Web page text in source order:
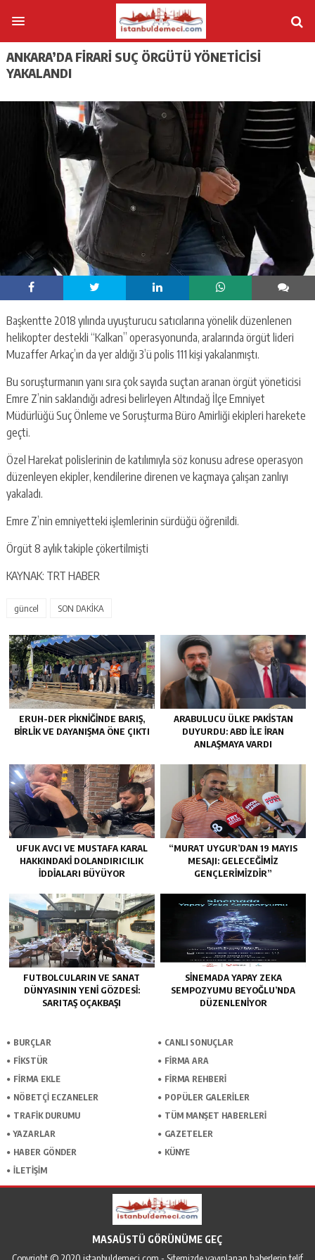
ANKARA’DA FIRARI SUÇ ÖRGÜTÜ YÖNETICISI
YAKALANDI
Başkentte 2018 yılında uyuşturucu satıcılarına yönelik düzenlenen
helikopter destekli “Kalkan” operasyonunda, aralarında örgüt lideri
Muzaffer Arkaç’ın da yer aldığı 3’ü polis 111 kişi yakalanmıştı.
Bu soruşturmanın yanı sıra çok sayıda suçtan aranan örgüt yöneticisi
Emre Z’nin saklandığı adresi belirleyen Altındağ İlçe Emniyet
Müdürlüğü Suç Önleme ve Soruşturma Büro Amirliği ekipleri harekete
geçti.
Özel Harekat polislerinin de katılımıyla söz konusu adrese operasyon
düzenleyen ekipler, kendilerine direnen ve kaçmaya çalışan zanlıyı
yakaladı.
Emre Z’nin emniyetteki işlemlerinin sürdüğü öğrenildi.
Örgüt 8 aylık takiple çökertilmişti
KAYNAK: TRT HABER
güncel SON DAKİKA
ERUH-DER PIKNIĞINDE BARIŞ,
BIRLIK VE DAYANIŞMA ÖNE ÇIKTI
ARABULUCU ÜLKE PAKISTAN
DUYURDU: ABD ILE İRAN
ANLAŞMAYA VARDI
UFUK AVCI VE MUSTAFA KARAL
HAKKINDAKI DOLANDIRICILIK
İDDIALARI BÜYÜYOR
“MURAT UYGUR’DAN 19 MAYIS
MESAJI: GELECEĞIMIZ
GENÇLERIMIZDIR”
FUTBOLCULARIN VE SANAT
DÜNYASININ YENI GÖZDESI:
SARITAŞ OÇAKBAŞI
SINEMADA YAPAY ZEKA
SEMPOZYUMU BEYOĞLU’NDA
DÜZENLENIYOR
BURÇLAR
CANLI SONUÇLAR
FİKSTÜR
FİRMA ARA
FİRMA EKLE
FİRMA REHBERİ
NÖBETÇİ ECZANELER
POPÜLER GALERİLER
TRAFİK DURUMU
TÜM MANŞET HABERLERİ
YAZARLAR
GAZETELER
HABER GÖNDER
KÜNYE
İLETİŞİM
MASAÜSTÜ GÖRÜNÜME GEÇ